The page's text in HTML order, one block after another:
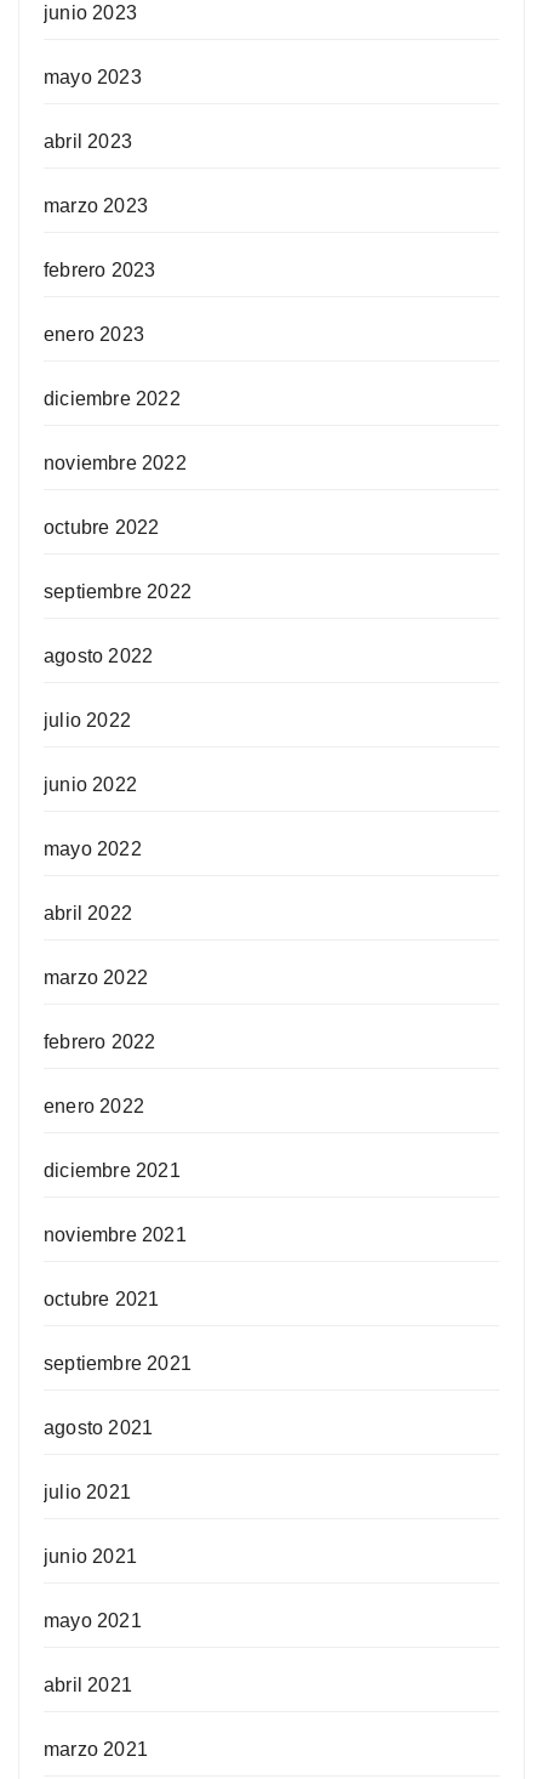
junio 2023
mayo 2023
abril 2023
marzo 2023
febrero 2023
enero 2023
diciembre 2022
noviembre 2022
octubre 2022
septiembre 2022
agosto 2022
julio 2022
junio 2022
mayo 2022
abril 2022
marzo 2022
febrero 2022
enero 2022
diciembre 2021
noviembre 2021
octubre 2021
septiembre 2021
agosto 2021
julio 2021
junio 2021
mayo 2021
abril 2021
marzo 2021